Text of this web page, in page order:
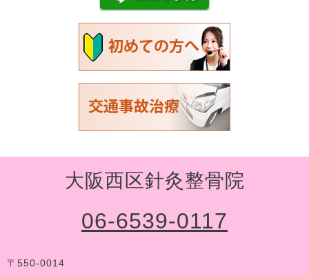
大阪西区針灸整骨院
06-6539-0117
〒550-0014